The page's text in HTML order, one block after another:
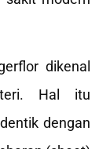
dikenal
Hal itu
dengan